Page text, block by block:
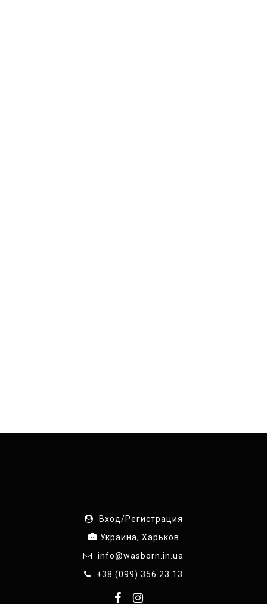
Вход/Регистрация
Украина, Харьков
info@wasborn.in.ua
+38 (099) 356 23 13